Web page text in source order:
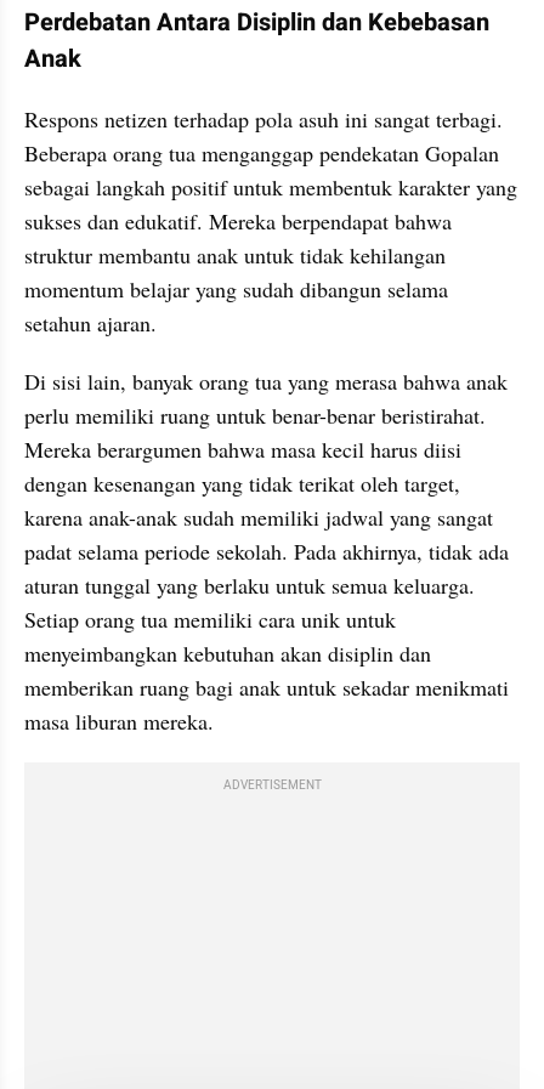
Perdebatan Antara Disiplin dan Kebebasan
Anak
Respons netizen terhadap pola asuh ini sangat terbagi.
Beberapa orang tua menganggap pendekatan Gopalan
sebagai langkah positif untuk membentuk karakter yang
sukses dan edukatif. Mereka berpendapat bahwa
struktur membantu anak untuk tidak kehilangan
momentum belajar yang sudah dibangun selama
setahun ajaran.
Di sisi lain, banyak orang tua yang merasa bahwa anak
perlu memiliki ruang untuk benar-benar beristirahat.
Mereka berargumen bahwa masa kecil harus diisi
dengan kesenangan yang tidak terikat oleh target,
karena anak-anak sudah memiliki jadwal yang sangat
padat selama periode sekolah. Pada akhirnya, tidak ada
aturan tunggal yang berlaku untuk semua keluarga.
Setiap orang tua memiliki cara unik untuk
menyeimbangkan kebutuhan akan disiplin dan
memberikan ruang bagi anak untuk sekadar menikmati
masa liburan mereka.
ADVERTISEMENT